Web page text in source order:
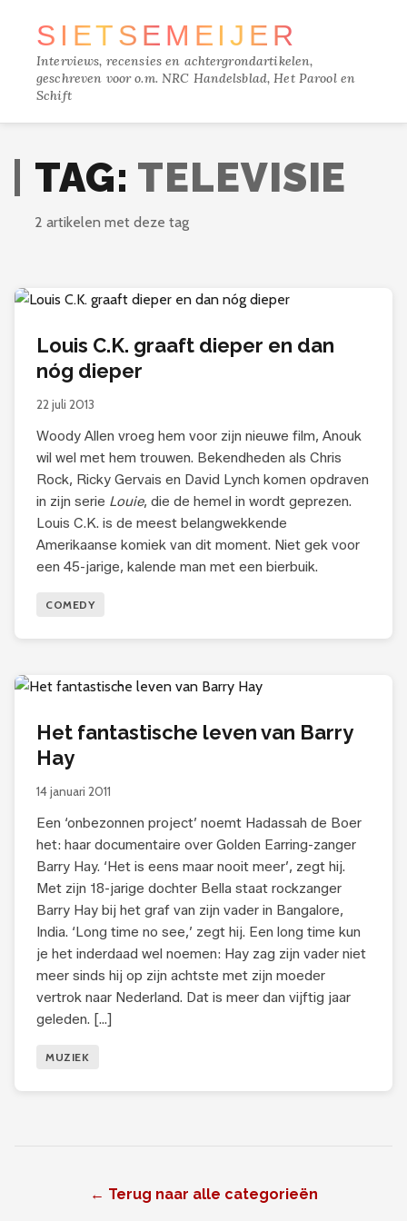
SIETSE MEIJER
Interviews, recensies en achtergrondartikelen,
geschreven voor o.m. NRC Handelsblad, Het Parool en
Schift
BOEKEN
VERDIEPING
TAG: TELEVISIE
2 artikelen met deze tag
Louis C.K. graaft dieper en dan
nóg dieper
22 juli 2013
Woody Allen vroeg hem voor zijn nieuwe film, Anouk
wil wel met hem trouwen. Bekendheden als Chris
Rock, Ricky Gervais en David Lynch komen opdraven
in zijn serie Louie, die de hemel in wordt geprezen.
Louis C.K. is de meest belangwekkende
Amerikaanse komiek van dit moment. Niet gek voor
een 45-jarige, kalende man met een bierbuik.
COMEDY
Het fantastische leven van Barry
Hay
14 januari 2011
Een ‘onbezonnen project’ noemt Hadassah de Boer
het: haar documentaire over Golden Earring-zanger
Barry Hay. ‘Het is eens maar nooit meer’, zegt hij.
Met zijn 18-jarige dochter Bella staat rockzanger
Barry Hay bij het graf van zijn vader in Bangalore,
India. ‘Long time no see,’ zegt hij. Een long time kun
je het inderdaad wel noemen: Hay zag zijn vader niet
meer sinds hij op zijn achtste met zijn moeder
vertrok naar Nederland. Dat is meer dan vijftig jaar
geleden. […]
MUZIEK
← Terug naar alle categorieën